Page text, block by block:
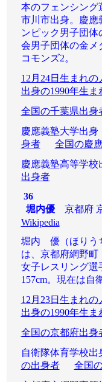
本のフェンシング
市川市出身。慶應
ンピック男子団体
会男子団体の金メ
コモンズ2。
12月24日生まれの
出身の1990年生ま
全国の千葉県出身
慶應義塾大学出
身者
全国の慶
慶應義塾高等学
出身者
36
堀内優京都府
Wikipedia
堀内 優（ほりう
は、京都府網野
女子レスリング選
157cm。現在は自
12月23日生まれの
出身の1990年生ま
全国の京都府出身
自衛隊体育学校
の出身者
全国